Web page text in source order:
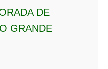
DE
GRANDE